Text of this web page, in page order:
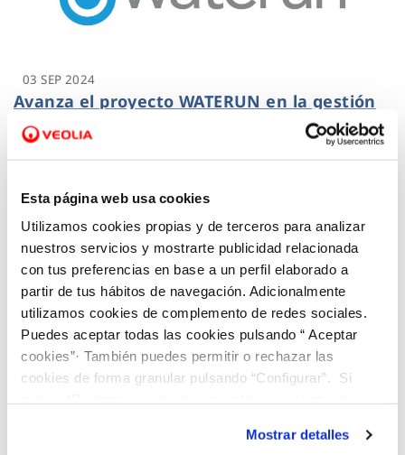
Esta página web usa cookies
Utilizamos cookies propias y de terceros para analizar
nuestros servicios y mostrarte publicidad relacionada
con tus preferencias en base a un perfil elaborado a
partir de tus hábitos de navegación. Adicionalmente
utilizamos cookies de complemento de redes sociales.
Puedes aceptar todas las cookies pulsando “ Aceptar
cookies”· También puedes permitir o rechazar las
cookies de forma granular pulsando “Configurar”. Si
son indispensables para que el sitio web funcione y que
Mostrar detalles
03 SEP 2024
Avanza el proyecto WATERUN en la gestión
sostenible del agua de escorrentía de
Santiago